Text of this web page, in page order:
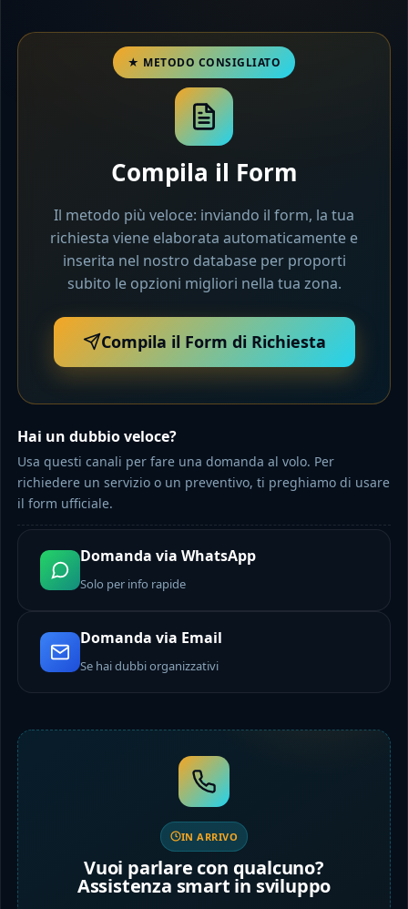
Compila il Form
Il metodo più veloce: inviando il form, la tua
richiesta viene elaborata automaticamente e
inserita nel nostro database per proporti
subito le opzioni migliori nella tua zona.
Compila il Form di Richiesta
Hai un dubbio veloce?
Usa questi canali per fare una domanda al volo. Per
richiedere un servizio o un preventivo, ti preghiamo di usare
il form ufficiale.
Domanda via WhatsApp
Solo per info rapide
Domanda via Email
Se hai dubbi organizzativi
IN ARRIVO
Vuoi parlare con qualcuno?
Assistenza smart in sviluppo